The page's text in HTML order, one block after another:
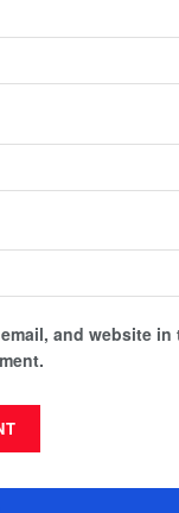
and website